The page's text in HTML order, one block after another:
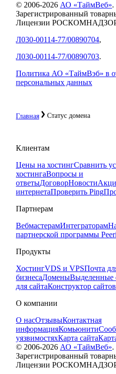
Главная Статус домена
© 2006-2026 АО «ТаймВеб».
Зарегистрированный
Лицензии
Л030-00114-77/00890704,
Л030-00114-77/00890703.
Политика АО «ТаймВэб» в
персональных данных
Клиентам
Цены на хостингСравнить
хостингаВопросы и
ответыДоговорНовости
интернетаПроверить Ping
Партнерам
ВебмастерамИнтеграторам
партнерской программы
Продукты
ХостингVDS и VPSПочта
бизнесаДоменыВыделенные
для сайтаКонструктор сайтов
О компании
О насОтзывыКонтактная
информацияКомьюнити
уязвимостяхКарта сайта
© 2006-2026 АО «ТаймВеб».
Зарегистрированный
Лицензии